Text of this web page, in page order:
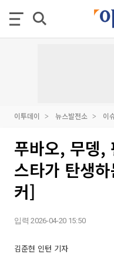
이투데이 뉴스발전소 이
푸바오, 무뎅
스타가 탄생
커]
입력 2026-04-20 15:50
김준현 인턴 기자